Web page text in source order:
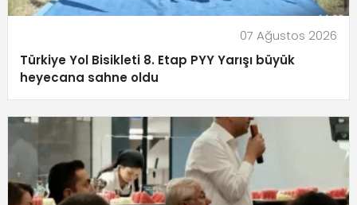
07 Ağustos 2026
Türkiye Yol Bisikleti 8. Etap PYY Yarışı büyük
heyecana sahne oldu